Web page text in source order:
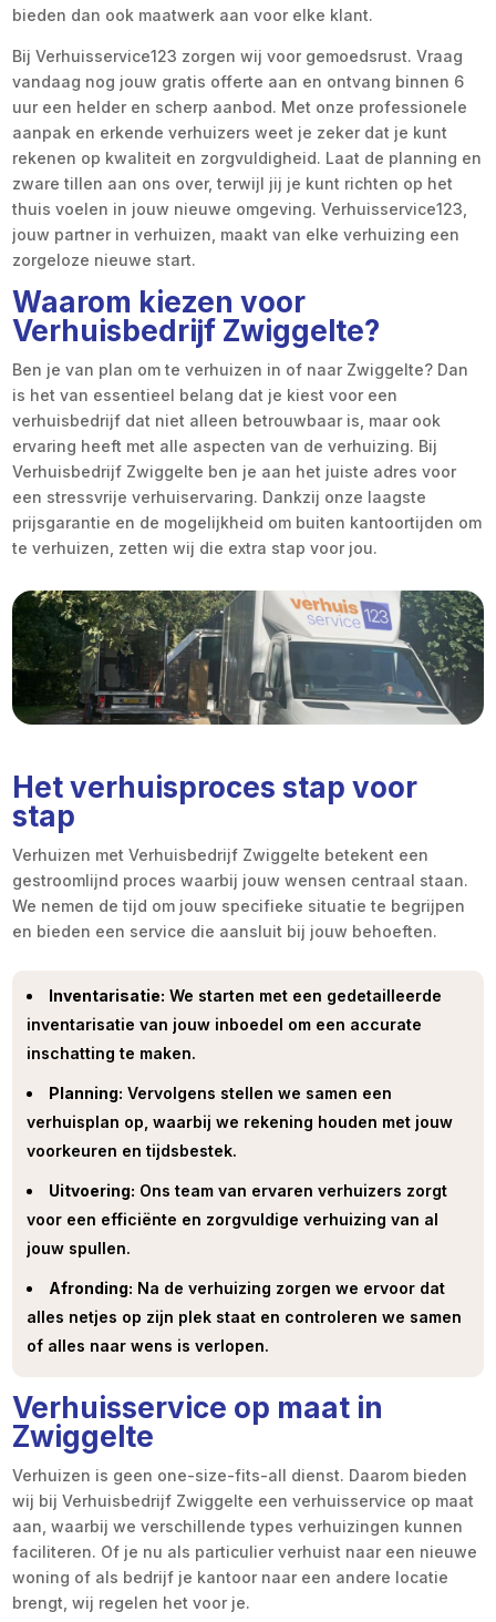
bieden dan ook maatwerk aan voor elke klant.
Bij Verhuisservice123 zorgen wij voor gemoedsrust. Vraag
vandaag nog jouw gratis offerte aan en ontvang binnen 6
uur een helder en scherp aanbod. Met onze professionele
aanpak en erkende verhuizers weet je zeker dat je kunt
rekenen op kwaliteit en zorgvuldigheid. Laat de planning en
zware tillen aan ons over, terwijl jij je kunt richten op het
thuis voelen in jouw nieuwe omgeving. Verhuisservice123,
jouw partner in verhuizen, maakt van elke verhuizing een
zorgeloze nieuwe start.
Waarom kiezen voor
Verhuisbedrijf Zwiggelte?
Ben je van plan om te verhuizen in of naar Zwiggelte? Dan
is het van essentieel belang dat je kiest voor een
verhuisbedrijf dat niet alleen betrouwbaar is, maar ook
ervaring heeft met alle aspecten van de verhuizing. Bij
Verhuisbedrijf Zwiggelte ben je aan het juiste adres voor
een stressvrije verhuiservaring. Dankzij onze laagste
prijsgarantie en de mogelijkheid om buiten kantoortijden om
te verhuizen, zetten wij die extra stap voor jou.
Het verhuisproces stap voor
stap
Verhuizen met Verhuisbedrijf Zwiggelte betekent een
gestroomlijnd proces waarbij jouw wensen centraal staan.
We nemen de tijd om jouw specifieke situatie te begrijpen
en bieden een service die aansluit bij jouw behoeften.
Inventarisatie: We starten met een gedetailleerde
inventarisatie van jouw inboedel om een accurate
inschatting te maken.
Planning: Vervolgens stellen we samen een
verhuisplan op, waarbij we rekening houden met jouw
voorkeuren en tijdsbestek.
Uitvoering: Ons team van ervaren verhuizers zorgt
voor een efficiënte en zorgvuldige verhuizing van al
jouw spullen.
Afronding: Na de verhuizing zorgen we ervoor dat
alles netjes op zijn plek staat en controleren we samen
of alles naar wens is verlopen.
Verhuisservice op maat in
Zwiggelte
Verhuizen is geen one-size-fits-all dienst. Daarom bieden
wij bij Verhuisbedrijf Zwiggelte een verhuisservice op maat
aan, waarbij we verschillende types verhuizingen kunnen
faciliteren. Of je nu als particulier verhuist naar een nieuwe
woning of als bedrijf je kantoor naar een andere locatie
brengt, wij regelen het voor je.